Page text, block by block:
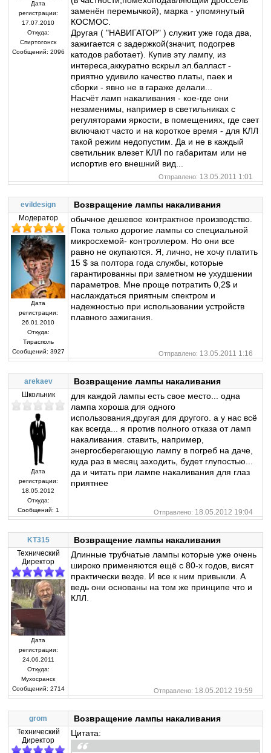
Дата
регистрации:
17.07.2010
Откуда:
Спиртогонск
Сообщений: 2096
заменён перемычкой), марка - упомянутый
КОСМОС.
Другая ( "НАВИГАТОР" ) служит уже года два,
зажигается с задержкой(значит, подогрев
катодов работает). Купив эту лампу, из
интереса,аккуратно вскрыл эл.балласт -
приятно удивило качество платы, паек и
сборки - явно не в гараже делали...
Насчёт ламп накаливания - кое-где они
незаменимы, например в светильниках с
регуляторами яркости, в помещениях, где свет
включают часто и на короткое время - для КЛЛ
такой режим недопустим. Да и не в каждый
светильник влезет КЛЛ по габаритам или не
испортив его внешний вид...
Отправлено: 13.05.2011 1:01
evildesign Возвращение лампы накаливания
Модератор
Дата
регистрации:
26.01.2010
Откуда:
Тирасполь
Сообщений: 3927
обычное дешевое контрактное производство.
Пока только дорогие лампы со специальной
микросхемой- контроллером. Но они все
равно не окупаются. Я, лично, не хочу платить
15 $ за полтора года службы, которые
гарантированны при заметном не ухудшении
параметров. Мне проще потратить 0,2$ и
наслаждаться приятным спектром и
надежностью при использовании устройств
плавного зажигания.
Отправлено: 13.05.2011 1:16
arekaev Возвращение лампы накаливания
Школьник
Дата
регистрации:
18.05.2012
Откуда:
Сообщений: 1
для каждой лампы есть свое место... одна
лампа хороша для одного
использования,другая для другого. а у нас всё
как всегда... я против полного отказа от ламп
накаливания. ставить, например,
энергосберегающую лампу в погреб на даче,
куда раз в месяц заходить, будет глупостью...
да и читать при лампе накаливания для глаз
приятнее
Отправлено: 18.05.2012 19:04
KT315 Возвращение лампы накаливания
Технический
Директор
Дата
регистрации:
24.06.2011
Откуда:
Мухосранск
Сообщений: 2714
Длинные трубчатые лампы которые уже очень
широко применяются ещё с 80-х годов, висят
практически везде. И все к ним привыкли. А
ведь они основаны на том же принципе что и
КЛЛ.
Отправлено: 18.05.2012 19:59
grom Возвращение лампы накаливания
Технический
Директор
Цитата: